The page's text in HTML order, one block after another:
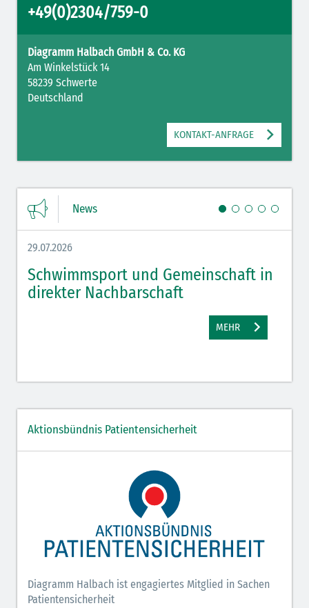
+49(0)2304/759-0
Diagramm Halbach GmbH & Co. KG
Am Winkelstück 14
58239 Schwerte
Deutschland
KONTAKT-ANFRAGE
News
29.07.2026
Schwimmsport und Gemeinschaft in
direkter Nachbarschaft
MEHR
Aktionsbündnis Patientensicherheit
Diagramm Halbach ist engagiertes Mitglied in Sachen
Patientensicherheit